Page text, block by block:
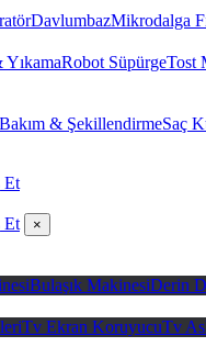
DavlumbazMikrodalga
Robot SüpürgeTost
& ŞekillendirmeSaç
×
Bulaşık MakinesiDerin
Tv Ekran KoruyucuTv